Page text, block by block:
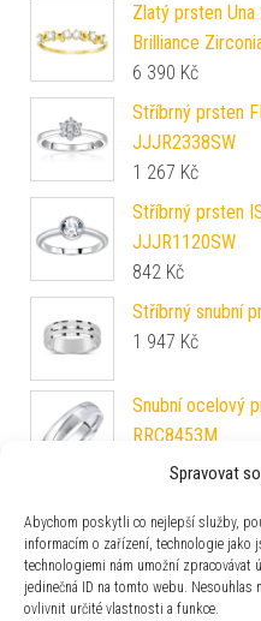
Spravovat
Abychom poskytli co nejlepší služby,
informacím o zařízení, technologie jako
technologiemi nám umožní zpracovávat
jedinečná ID na tomto webu.
ovlivnit určité vlastnosti a funkce.
Zlatý prsten
Brilliance
6 390 Kč
Stříbrný prsten
JJJR2338SW
1 267 Kč
Stříbrný prsten
JJJR1120SW
842 Kč
Stříbrný snubní
1 947 Kč
Snubní ocelový
RRC8453M
Kč
Brilliance
1 947 Kč
Stříbrný prsten